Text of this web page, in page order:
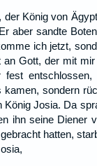
König von
Er aber sandte
ich jetzt,
an Gott, der mit mir
entschlossen,
kamen, sondern
König Josia. Da
ihn seine Diener
hatten,